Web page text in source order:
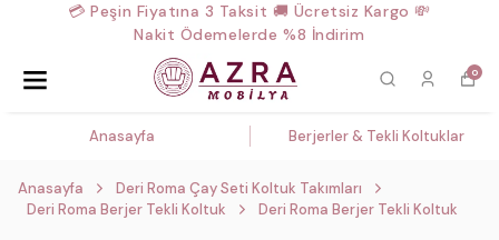
💳 Peşin Fiyatına 3 Taksit 🚚 Ücretsiz Kargo 💸
Nakit Ödemelerde %8 İndirim
0
Anasayfa Berjerler & Tekli Koltuklar
Anasayfa
Deri Roma Çay Seti Koltuk Takımları
Deri Roma Berjer Tekli Koltuk
Deri Roma Berjer Tekli Koltuk